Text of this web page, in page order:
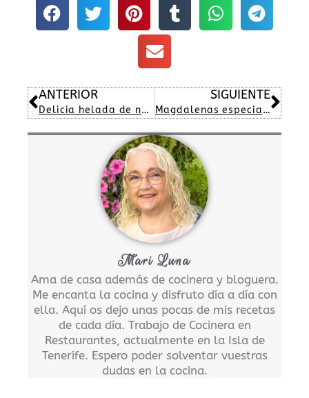
Ant
ANTERIOR
Delicia helada de naranja
SIGUIENTE
Magdalenas especial rellenas de crema
Mari Luna
Ama de casa además de cocinera y bloguera.
Me encanta la cocina y disfruto día a día con
ella. Aquí os dejo unas pocas de mis recetas
de cada día. Trabajo de Cocinera en
Restaurantes, actualmente en la Isla de
Tenerife. Espero poder solventar vuestras
dudas en la cocina.